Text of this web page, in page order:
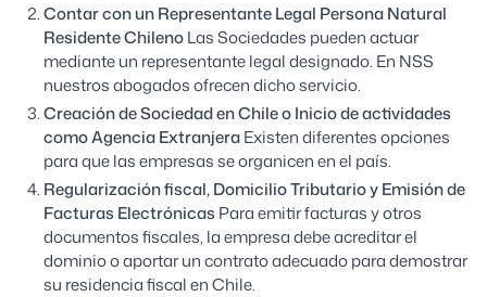
Contar con un Representante Legal Persona Natural
Residente ChilenoLas Sociedades pueden actuar
mediante un representante legal designado. En NSS
nuestros abogados ofrecen dicho servicio.
Creación de Sociedad en Chile o Inicio de actividades
como Agencia ExtranjeraExisten diferentes opciones
para que las empresas se organicen en el país.
Regularización fiscal, Domicilio Tributario y Emisión de
Facturas ElectrónicasPara emitir facturas y otros
documentos fiscales, la empresa debe acreditar el
dominio o aportar un contrato adecuado para demostrar
su residencia fiscal en Chile.